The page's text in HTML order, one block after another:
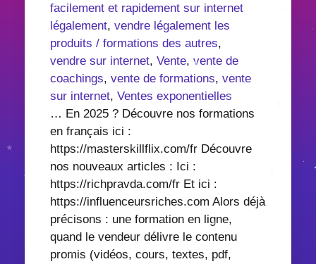
facilement et rapidement sur internet
légalement, vendre légalement les
produits / formations des autres,
vendre sur internet, Vente, vente de
coachings, vente de formations, vente
sur internet, Ventes exponentielles
… En 2025 ? Découvre nos formations
en français ici :
https://masterskillflix.com/fr Découvre
nos nouveaux articles : Ici :
https://richpravda.com/fr Et ici :
https://influenceursriches.com Alors déjà
précisons : une formation en ligne,
quand le vendeur délivre le contenu
promis (vidéos, cours, textes, pdf,